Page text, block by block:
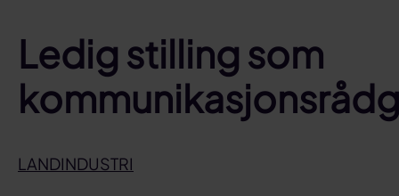
Ledig stilling som
LANDINDUSTRI